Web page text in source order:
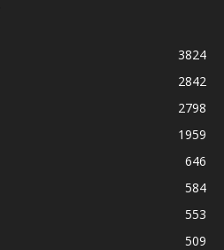
3824
2842
2798
1959
646
584
553
509